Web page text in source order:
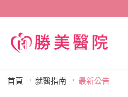
首頁 就醫指南 最新公告